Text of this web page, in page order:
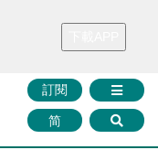
財華證券 媒體矩陣
訂閱
简